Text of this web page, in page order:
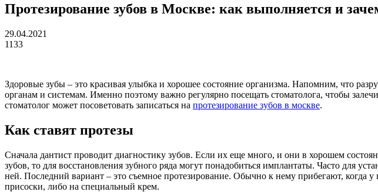
Протезирование зубов в Москве: как выполняется и
29.04.2021
1133
Здоровые зубы – это красивая улыбка и хорошее состояние организма. Напомним, что
органам и системам. Именно поэтому важно регулярно посещать стоматолога, чтобы
стоматолог может посоветовать записаться на протезирование зубов в москве.
Как ставят протезы
Сначала дантист проводит диагностику зубов. Если их еще много, и они в хорошем
зубов, то для восстановления зубного ряда могут понадобиться имплантаты. Часто для
ней. Последний вариант – это съемное протезирование. Обычно к нему прибегают, когда
присоски, либо на специальный крем.